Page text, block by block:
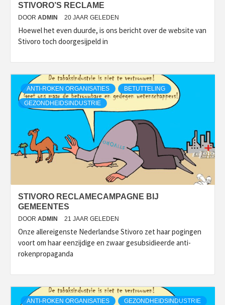
STIVORO’S RECLAME
DOOR ADMIN 20 JAAR GELEDEN
Hoewel het even duurde, is ons bericht over de website van
Stivoro toch doorgesijpeld in
ANTI-ROKEN ORGANISATIES BETUTTELING
GEZONDHEIDSINDUSTRIE
STIVORO RECLAMECAMPAGNE BIJ
GEMEENTES
DOOR ADMIN 21 JAAR GELEDEN
Onze allereigenste Nederlandse Stivoro zet haar pogingen
voort om haar eenzijdige en zwaar gesubsidieerde anti-
rokenpropaganda
ANTI-ROKEN ORGANISATIES GEZONDHEIDSINDUSTRIE